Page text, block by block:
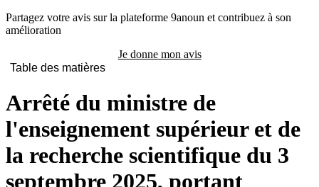
Partagez votre avis sur la plateforme 9anoun et contribuez à son
amélioration
Je donne mon avis
Table des matières
Arrêté du ministre de
l'enseignement supérieur et de
la recherche scientifique du 3
septembre 2025, portant